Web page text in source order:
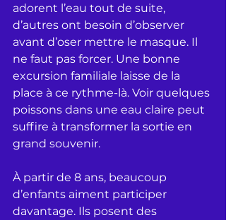
adorent l’eau tout de suite,
d’autres ont besoin d’observer
avant d’oser mettre le masque. Il
ne faut pas forcer. Une bonne
excursion familiale laisse de la
place à ce rythme-là. Voir quelques
poissons dans une eau claire peut
suffire à transformer la sortie en
grand souvenir.
À partir de 8 ans, beaucoup
d’enfants aiment participer
davantage. Ils posent des